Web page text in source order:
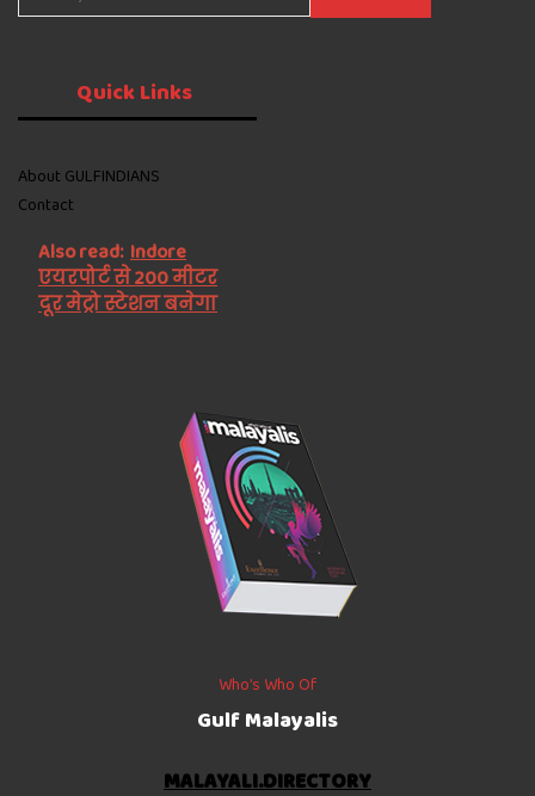
QuickLinks
About GULFINDIANS
Contact
Also read: Indore
एयरपोर्ट से 200 मीटर
दूर मेट्रो स्टेशन बनेगा
Who’s Who Of
Gulf Malayalis
MALAYALI.DIRECTORY